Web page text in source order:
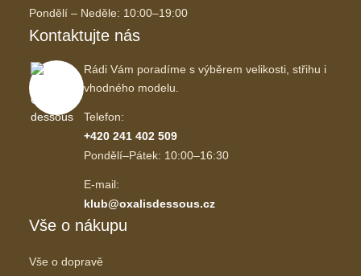
Pondělí – Neděle: 10:00–19:00
Kontaktujte nás
Rádi Vám poradíme s výběrem velikosti, střihu i
vhodného modelu.
Telefon:
+420 241 402 509
Pondělí–Pátek: 10:00–16:30
E-mail:
klub@oxalisdessous.cz
Vše o nákupu
Vše o dopravě